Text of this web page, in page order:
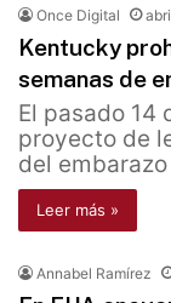
Once Digital
Kentucky
semanas de
El pasado 14
proyecto de
del
Leer más »
Annabel Ramírez